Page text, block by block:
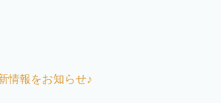
情報をお知らせ♪